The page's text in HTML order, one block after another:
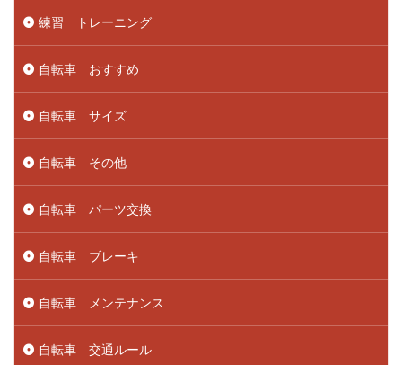
練習 トレーニング
自転車 おすすめ
自転車 サイズ
自転車 その他
自転車 パーツ交換
自転車 ブレーキ
自転車 メンテナンス
自転車 交通ルール